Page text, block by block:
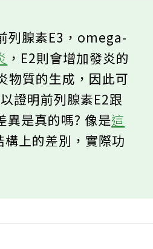
列腺素E3，omega-
，E2則會增加發炎的
質的生成，因此可
證明前列腺素E2跟
異是真的嗎? 像是這
上的差別，實際功